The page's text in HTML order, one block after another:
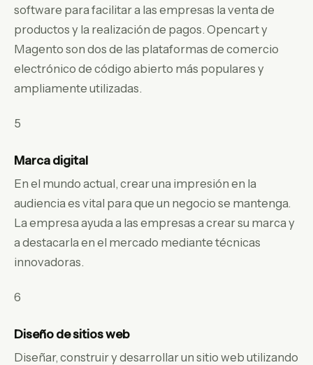
software para facilitar a las empresas la venta de
productos y la realización de pagos. Opencart y
Magento son dos de las plataformas de comercio
electrónico de código abierto más populares y
ampliamente utilizadas.
5
Marca digital
En el mundo actual, crear una impresión en la
audiencia es vital para que un negocio se mantenga.
La empresa ayuda a las empresas a crear su marca y
a destacarla en el mercado mediante técnicas
innovadoras.
6
Diseño de sitios web
Diseñar, construir y desarrollar un sitio web utilizando